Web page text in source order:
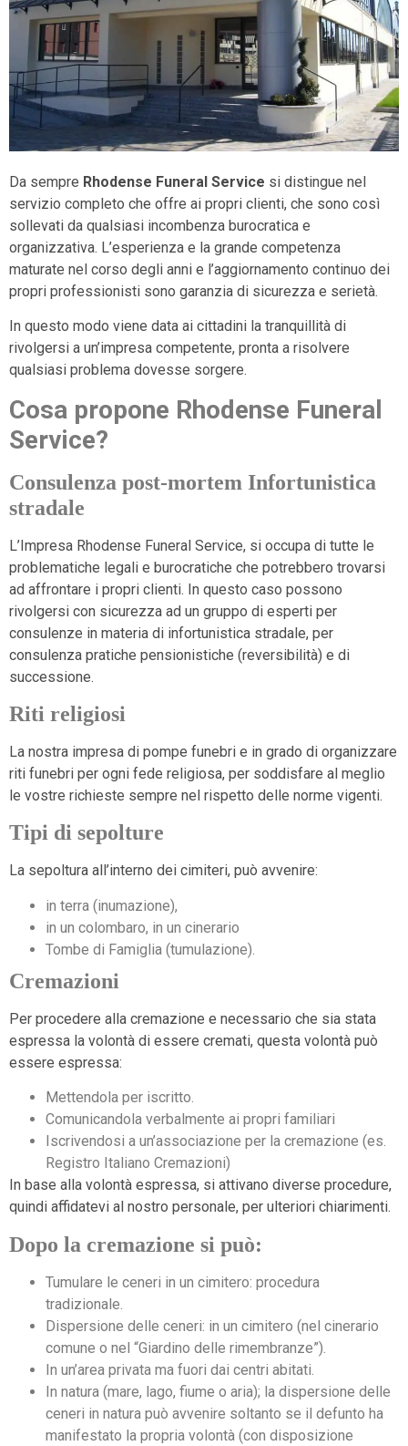
Da sempre Rhodense Funeral Service si distingue nel
servizio completo che offre ai propri clienti, che sono così
sollevati da qualsiasi incombenza burocratica e
organizzativa. L’esperienza e la grande competenza
maturate nel corso degli anni e l’aggiornamento continuo dei
propri professionisti sono garanzia di sicurezza e serietà.
In questo modo viene data ai cittadini la tranquillità di
rivolgersi a un’impresa competente, pronta a risolvere
qualsiasi problema dovesse sorgere.
Cosa propone Rhodense Funeral
Service?
Consulenza post-mortem Infortunistica
stradale
L’Impresa Rhodense Funeral Service, si occupa di tutte le
problematiche legali e burocratiche che potrebbero trovarsi
ad affrontare i propri clienti. In questo caso possono
rivolgersi con sicurezza ad un gruppo di esperti per
consulenze in materia di infortunistica stradale, per
consulenza pratiche pensionistiche (reversibilità) e di
successione.
Riti religiosi
La nostra impresa di pompe funebri e in grado di organizzare
riti funebri per ogni fede religiosa, per soddisfare al meglio
le vostre richieste sempre nel rispetto delle norme vigenti.
Tipi di sepolture
La sepoltura all’interno dei cimiteri, può avvenire:
in terra (inumazione),
in un colombaro, in un cinerario
Tombe di Famiglia (tumulazione).
Cremazioni
Per procedere alla cremazione e necessario che sia stata
espressa la volontà di essere cremati, questa volontà può
essere espressa:
Mettendola per iscritto.
Comunicandola verbalmente ai propri familiari
Iscrivendosi a un’associazione per la cremazione (es.
Registro Italiano Cremazioni)
In base alla volontà espressa, si attivano diverse procedure,
quindi affidatevi al nostro personale, per ulteriori chiarimenti.
Dopo la cremazione si può:
Tumulare le ceneri in un cimitero: procedura
tradizionale.
Dispersione delle ceneri: in un cimitero (nel cinerario
comune o nel “Giardino delle rimembranze”).
In un’area privata ma fuori dai centri abitati.
In natura (mare, lago, fiume o aria); la dispersione delle
ceneri in natura può avvenire soltanto se il defunto ha
manifestato la propria volontà (con disposizione